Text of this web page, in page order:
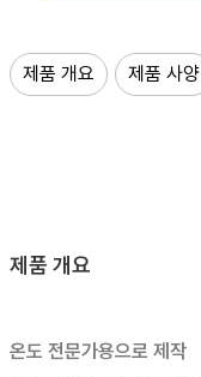
제품 개요 제품 사양
제품 개요
온도 전문가용으로 제작